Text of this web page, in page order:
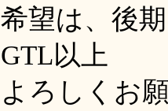
希望は、後
GTL以上
よろしくお